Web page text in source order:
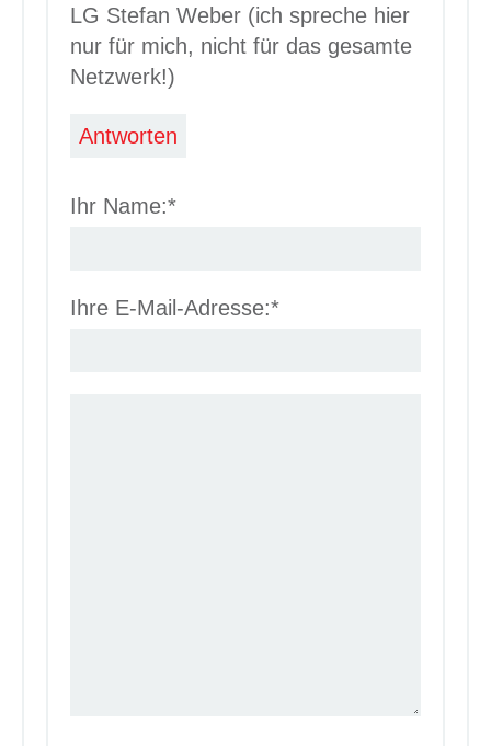
LG Stefan Weber (ich spreche hier
nur für mich, nicht für das gesamte
Netzwerk!)
Antworten
Ihr Name:*
Ihre E-Mail-Adresse:*